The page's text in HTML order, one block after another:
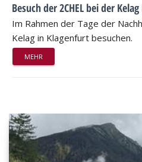
Besuch der 2CHEL bei der
Im Rahmen der Tage der
Kelag in Klagenfurt besuchen.
MEHR